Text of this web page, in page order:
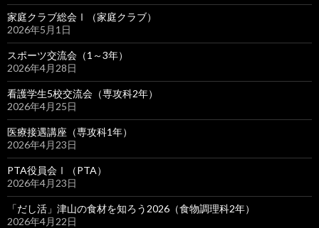
家庭クラブ総会Ⅰ（家庭クラブ）
2026年5月1日
スポーツ交流会（1～3年）
2026年4月28日
看護学生5校交流会（専攻科2年）
2026年4月25日
医療接遇講座（専攻科1年）
2026年4月23日
PTA役員会Ⅰ（PTA）
2026年4月23日
「だし活」津山の食材を知ろう2026（食物調理科2年）
2026年4月22日